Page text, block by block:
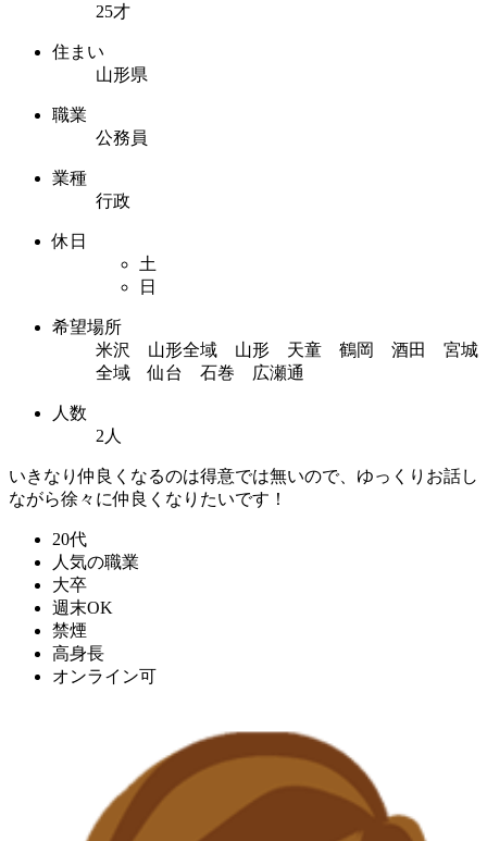
25才
住まい
山形県
職業
公務員
業種
行政
休日
土
日
希望場所
米沢 山形全域 山形 天童 鶴岡 酒田 宮城
全域 仙台 石巻 広瀬通
人数
2人
いきなり仲良くなるのは得意では無いので、ゆっくりお話し
ながら徐々に仲良くなりたいです！
20代
人気の職業
大卒
週末OK
禁煙
高身長
オンライン可